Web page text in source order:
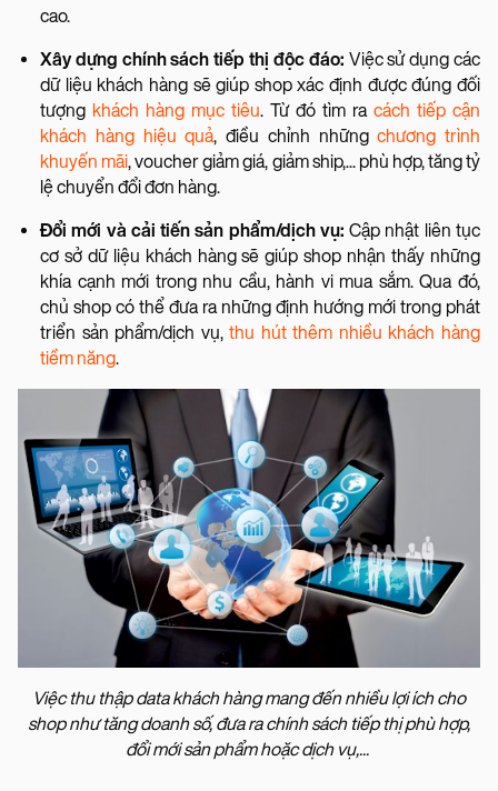
cao.
Xây dựng chính sách tiếp thị độc đáo: Việc sử dụng các
dữ liệu khách hàng sẽ giúp shop xác định được đúng đối
tượng khách hàng mục tiêu. Từ đó tìm ra cách tiếp cận
khách hàng hiệu quả, điều chỉnh nhữngchương trình
khuyến mãi, voucher giảm giá, giảm ship,... phù hợp, tăng tỷ
lệ chuyển đổi đơn hàng.
Đổi mới và cải tiến sản phẩm/dịch vụ:Cập nhật liên tục
cơ sở dữ liệu khách hàng sẽ giúp shop nhận thấy những
khía cạnh mới trong nhu cầu, hành vi mua sắm. Qua đó,
chủ shop có thể đưa ra những định hướng mới trong phát
triển sản phẩm/dịch vụ,thu hút thêm nhiều khách hàng
tiềm năng.
Việc thu thập data khách hàng mang đến nhiều lợi ích cho
shop như tăng doanh số, đưa ra chính sách tiếp thị phù hợp,
đổi mới sản phẩm hoặc dịch vụ,...